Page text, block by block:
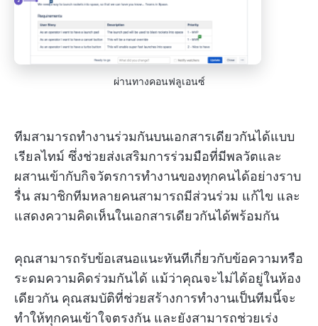
ผ่านทางคอนฟลูเอนซ์
ทีมสามารถทำงานร่วมกันบนเอกสารเดียวกันได้แบบ
เรียลไทม์ ซึ่งช่วยส่งเสริมการร่วมมือที่มีพลวัตและ
ผสานเข้ากับกิจวัตรการทำงานของทุกคนได้อย่างราบ
รื่น สมาชิกทีมหลายคนสามารถมีส่วนร่วม แก้ไข และ
แสดงความคิดเห็นในเอกสารเดียวกันได้พร้อมกัน
คุณสามารถรับข้อเสนอแนะทันทีเกี่ยวกับข้อความหรือ
ระดมความคิดร่วมกันได้ แม้ว่าคุณจะไม่ได้อยู่ในห้อง
เดียวกัน คุณสมบัติที่ช่วยสร้างการทำงานเป็นทีมนี้จะ
ทำให้ทุกคนเข้าใจตรงกัน และยังสามารถช่วยเร่ง